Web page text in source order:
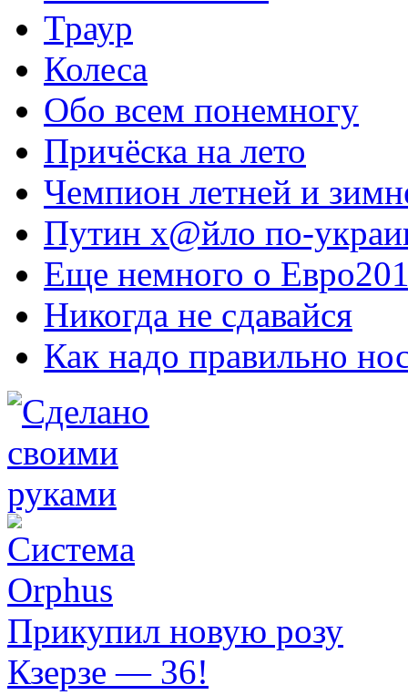
Траур
Колеса
Обо всем понемногу
Причёска на лето
Чемпион летней и
Путин х@йло по-
Еще немного о
Никогда не сдавайся
Как надо правильно
Прикупил новую розу
Кзерзе — 36!